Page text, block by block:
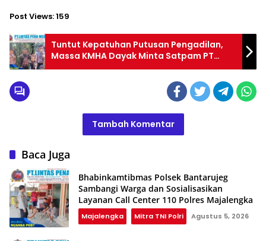
Post Views:159
Tuntut Kepatuhan Putusan Pengadilan,
Massa KMHA Dayak Minta Satpam PT
Tapian Nadenggan Kosongkan Lahan
Tambah Komentar
Baca Juga
Bhabinkamtibmas Polsek Bantarujeg
Sambangi Warga dan Sosialisasikan
Layanan Call Center 110 Polres Majalengka
Majalengka Mitra TNI Polri Agustus 5, 2026